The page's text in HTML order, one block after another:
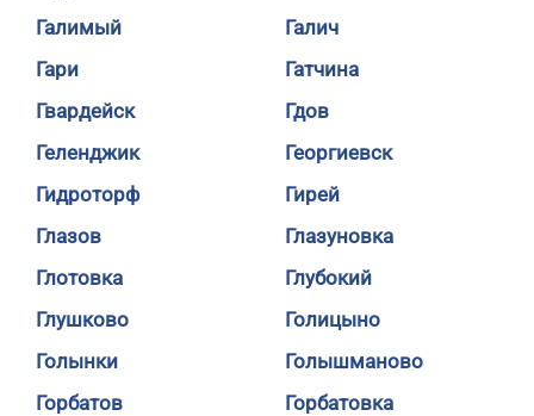
Галимый
Галич
Гари
Гатчина
Гвардейск
Гдов
Геленджик
Георгиевск
Гидроторф
Гирей
Глазов
Глазуновка
Глотовка
Глубокий
Глушково
Голицыно
Голынки
Голышманово
Горбатов
Горбатовка